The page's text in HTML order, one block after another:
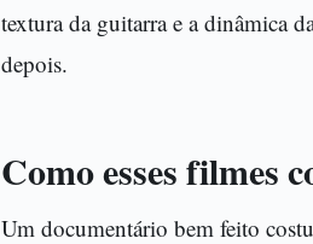
textura da guitarra e a dinâmica
depois.
Como esses filmes
Um documentário bem feito